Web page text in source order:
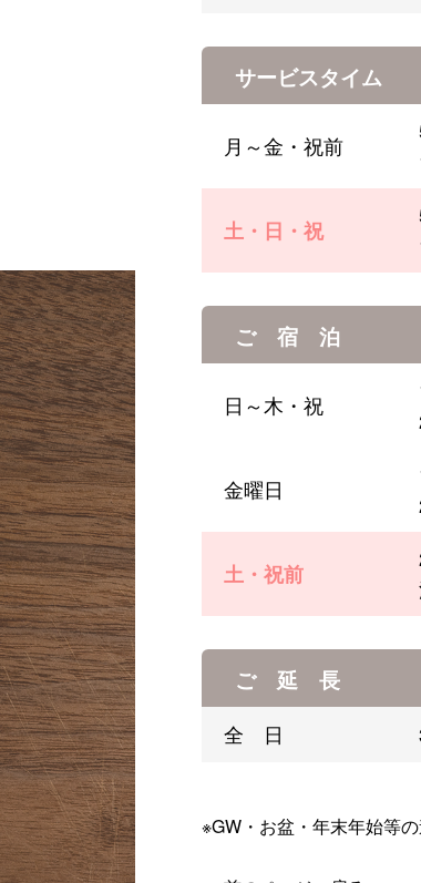
サービスタイム
月～金・祝前
土・日・祝
ご 宿 泊
日～木・祝
金曜日
土・祝前
ご 延 長
全 日